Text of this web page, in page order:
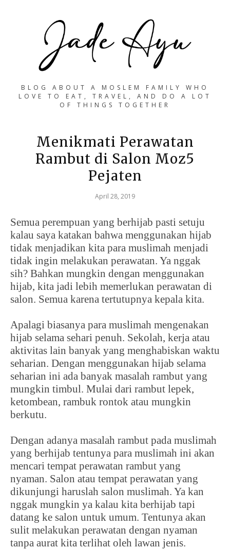
BLOG ABOUT A MOSLEM FAMILY WHO
LOVE TO EAT, TRAVEL, AND DO A LOT
OF THINGS TOGETHER
Menikmati Perawatan
Rambut di Salon Moz5
Pejaten
April 28, 2019
Semua perempuan yang berhijab pasti setuju
kalau saya katakan bahwa menggunakan hijab
tidak menjadikan kita para muslimah menjadi
tidak ingin melakukan perawatan. Ya nggak
sih? Bahkan mungkin dengan menggunakan
hijab, kita jadi lebih memerlukan perawatan di
salon. Semua karena tertutupnya kepala kita.
Apalagi biasanya para muslimah mengenakan
hijab selama sehari penuh. Sekolah, kerja atau
aktivitas lain banyak yang menghabiskan waktu
seharian. Dengan menggunakan hijab selama
seharian ini ada banyak masalah rambut yang
mungkin timbul. Mulai dari rambut lepek,
ketombean, rambuk rontok atau mungkin
berkutu.
Dengan adanya masalah rambut pada muslimah
yang berhijab tentunya para muslimah ini akan
mencari tempat perawatan rambut yang
nyaman. Salon atau tempat perawatan yang
dikunjungi haruslah salon muslimah. Ya kan
nggak mungkin ya kalau kita berhijab tapi
datang ke salon untuk umum. Tentunya akan
sulit melakukan perawatan dengan nyaman
tanpa aurat kita terlihat oleh lawan jenis.